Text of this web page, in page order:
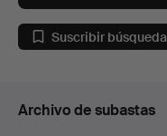
Suscribir búsqueda
Archivo de subastas